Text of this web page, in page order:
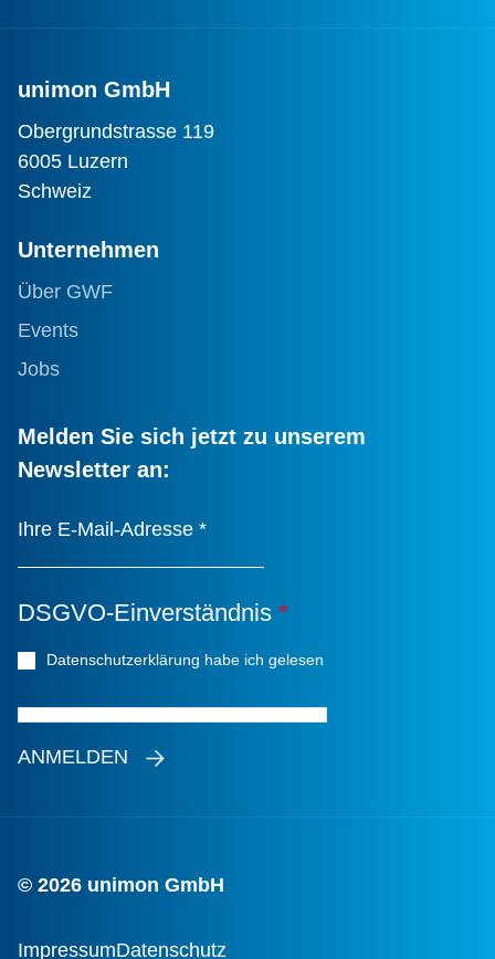
unimon GmbH
Obergrundstrasse 119
6005 Luzern
Schweiz
Unternehmen
Über GWF
Events
Jobs
Melden Sie sich jetzt zu unserem
Newsletter an:
Ihre E-Mail-Adresse *
DSGVO-Einverständnis *
Datenschutzerklärung habe ich gelesen
ANMELDEN
© 2026 unimon GmbH
ImpressumDatenschutz